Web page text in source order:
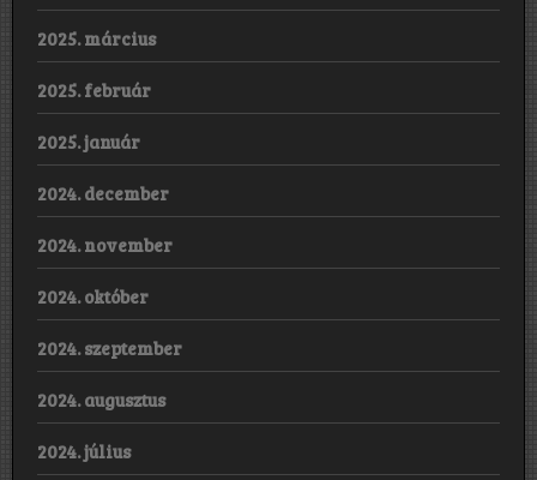
2025. március
2025. február
2025. január
2024. december
2024. november
2024. október
2024. szeptember
2024. augusztus
2024. július